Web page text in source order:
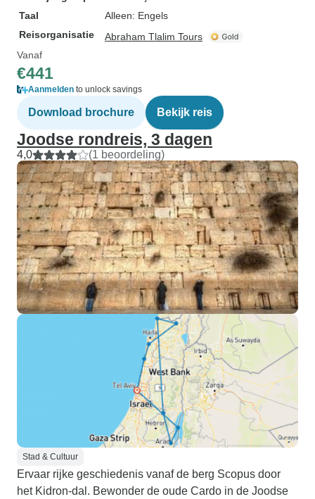
Taal
Alleen: Engels
Reisorganisatie
Abraham Tlalim Tours
Vanaf
€441
Aanmelden to unlock savings
Download brochure Bekijk reis
Joodse rondreis, 3 dagen
4,0 (1 beoordeling)
Stad & Cultuur
Ervaar rijke geschiedenis vanaf de berg Scopus door
het Kidron-dal. Bewonder de oude Cardo in de Joodse